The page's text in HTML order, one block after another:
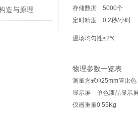
造与原理
存储数据
5000个
定时精度
0.2秒/小时
温场均匀性≤2℃
物理参数一览表
测量方式Ф25mm管比色
显示屏
单色液晶显示
仪器重量0.55Kg